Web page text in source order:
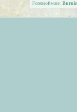
Forensoftware: